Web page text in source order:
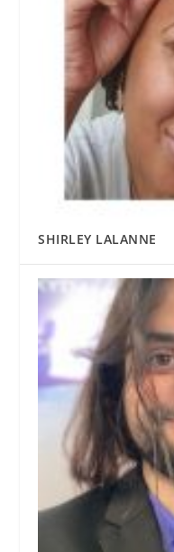
SHIRLEY LALANNE